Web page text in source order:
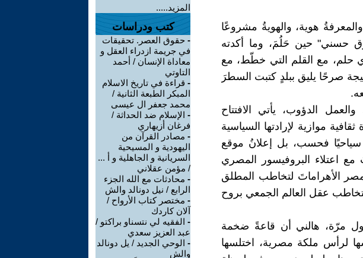
هوية، والهويةُ مشروعًا
حسني" حين حَلُمَ، وما أكدته
حلم، مع القلم التي خطّط، مع
صرحًا يليق ببلدٍ كتبت السطرَ
الدؤوب، يأتي الافتتاح
موازية لإرادتها السياسية
سياحيًا فحسب، بل إعلانُ موقع
اعتلاء البروفيسور المصري
الأهراماتَ لتخاطب المطلق
عقل العالم الجمعي بروح
مرّة، هالني أن قاعةً ضخمة
لرأس ملكة مصرية، اختلسها
المزيد.....
كتب ودراسات
- حقوق العصر. تحقيقات
في جريمة ازدراء العقل و
معاداة الإنسان / أحمد
التاوتي
- قراءة في تاريخ الاسلام
المبكر الطبعة الثانية /
محمد جعفر ال عيسى
- الإسلام ضد الحداثة /
فرغان أزيهاري
- مصادر القرآن من
اليهودية و المسيحية
السريانية و الجاهلية و أ ...
/ مؤمن عقلاني
- محادثات مع الله الجزء
الرابع / نيل دونالد والش
- مختصر كتاب الأرواح /
آلان كاردك
- الفقيه لي نتسناو براكتو /
عبد العزيز سعدي
- الوحي الجديد / يل دونالد
والش